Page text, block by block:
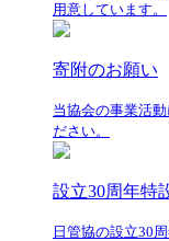
用意しています。
寄附のお願い
当協会の事業活
ださい。
設立30周年特
日管協の設立30